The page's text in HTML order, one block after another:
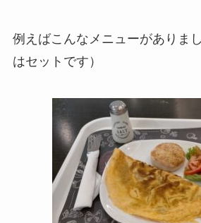
例えばこんなメニューがありま
はセットです）